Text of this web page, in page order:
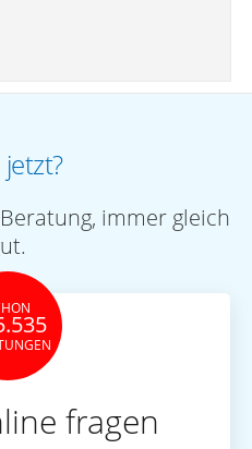
immer gleich
fragen